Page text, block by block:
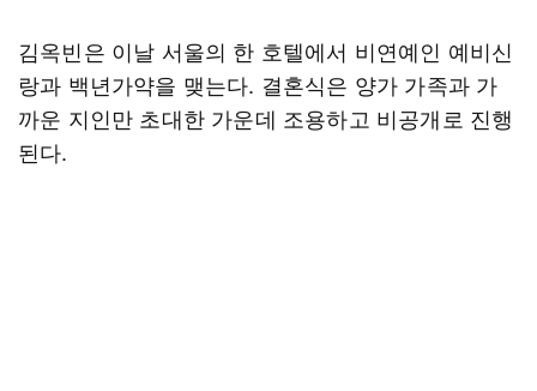
김옥빈은 이날 서울의 한 호텔에서 비연예인 예비신
랑과 백년가약을 맺는다. 결혼식은 양가 가족과 가
까운 지인만 초대한 가운데 조용하고 비공개로 진행
된다.